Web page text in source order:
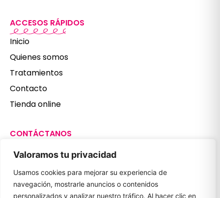
Valoramos tu privacidad
Usamos cookies para mejorar su experiencia de
navegación, mostrarle anuncios o contenidos
personalizados y analizar nuestro tráfico. Al hacer clic en
ACCESOS RÁPIDOS
Inicio
Quienes somos
Tratamientos
Contacto
Tienda online
CONTÁCTANOS
987 806 179
clinicanuriaferrero@gmail.com
REDES SOCIALES